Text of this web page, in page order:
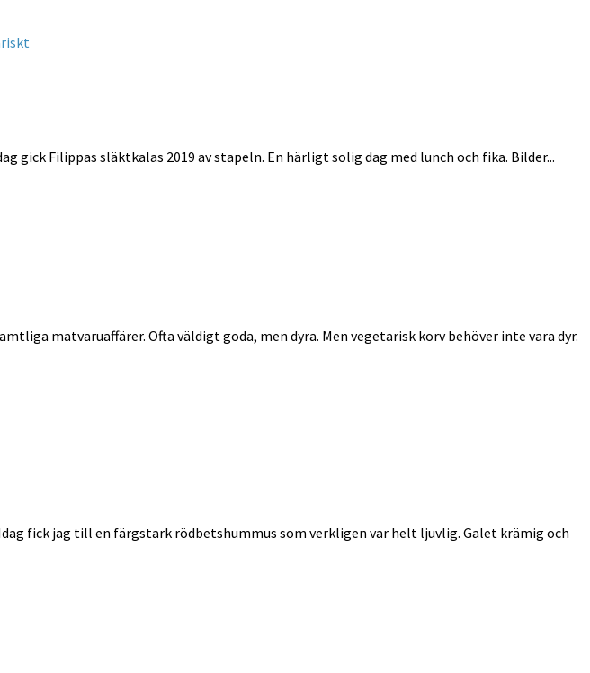
Filippas släktkalas 2019 av stapeln. En härligt solig dag med lunch och fika. Bilder...
matvaruaffärer. Ofta väldigt goda, men dyra. Men vegetarisk korv behöver inte vara dyr.
fick jag till en färgstark rödbetshummus som verkligen var helt ljuvlig. Galet krämig och